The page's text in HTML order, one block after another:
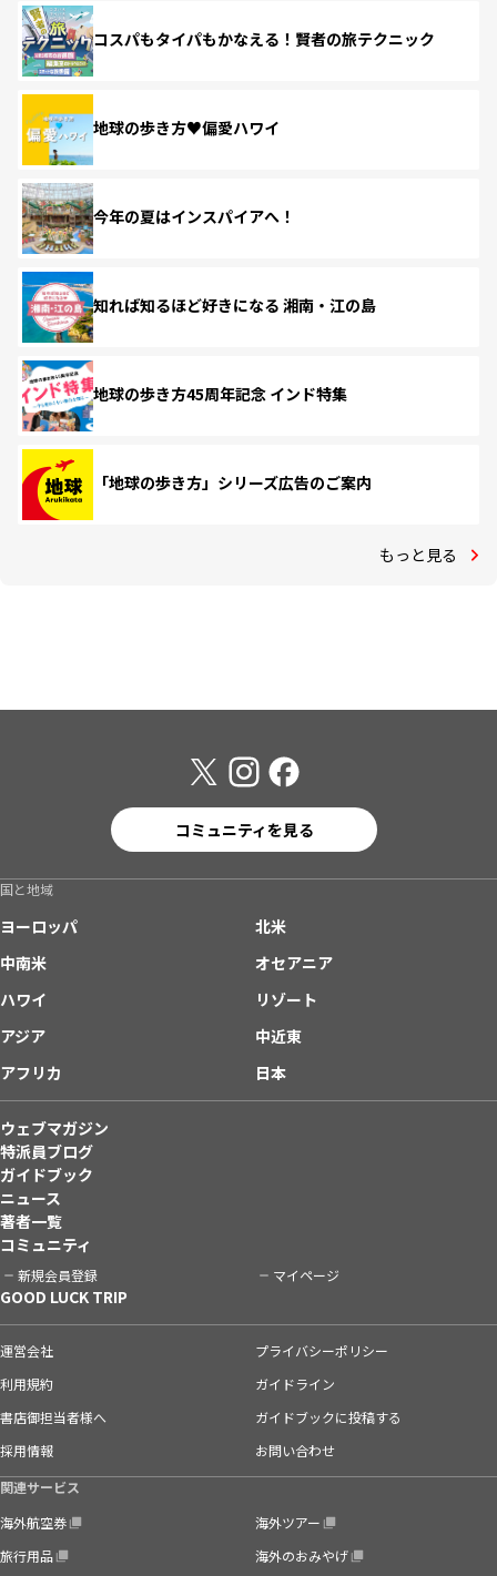
コスパもタイパもかなえる！賢者の旅テクニック
地球の歩き方♥偏愛ハワイ
今年の夏はインスパイアへ！
知れば知るほど好きになる 湘南・江の島
地球の歩き方45周年記念 インド特集
「地球の歩き方」シリーズ広告のご案内
もっと見る
コミュニティを見る
国と地域
ヨーロッパ
北米
中南米
オセアニア
ハワイ
リゾート
アジア
中近東
アフリカ
日本
ウェブマガジン
特派員ブログ
ガイドブック
ニュース
著者一覧
コミュニティ
新規会員登録 マイページ
GOOD LUCK TRIP
運営会社
プライバシーポリシー
利用規約
ガイドライン
書店御担当者様へ
ガイドブックに投稿する
採用情報
お問い合わせ
関連サービス
海外航空券
海外ツアー
旅行用品
海外のおみやげ